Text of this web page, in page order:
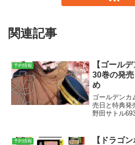
関連記事
予約情報
【ゴール
30巻の発
め
ゴールデンカ
売日と特典発
野田サトル
ジISBN：
月6/17(金)発
予約情報
【ドラゴ